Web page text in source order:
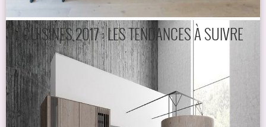
CUISINES 2017 : LES TENDANCES À SUIVRE